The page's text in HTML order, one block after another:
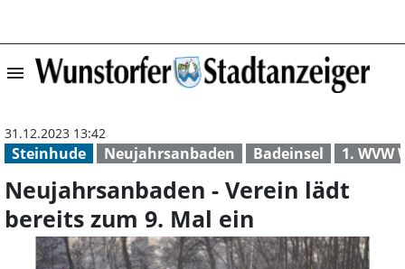
menu
Steinhude Neujahrsanbaden Badeinsel 1. WVW
31.12.2023 13:42
Neujahrsanbaden - Verein lädt
bereits zum 9. Mal ein